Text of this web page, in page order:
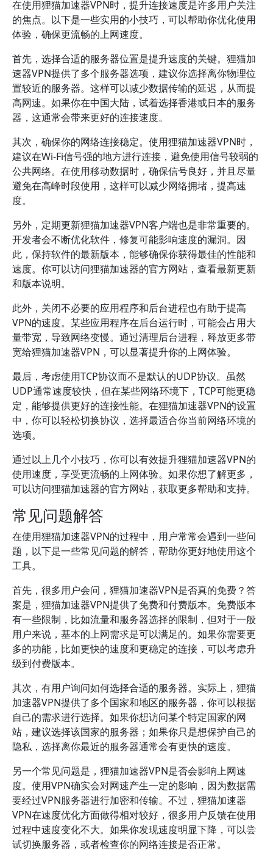
在使用狸猫加速器VPN时，提升连接速度是许多用户关注
的焦点。以下是一些实用的小技巧，可以帮助你优化使用
体验，确保更流畅的上网速度。
首先，选择合适的服务器位置是提升速度的关键。狸猫加
速器VPN提供了多个服务器选项，建议你选择离你物理位
置较近的服务器。这样可以减少数据传输的延迟，从而提
高网速。如果你在中国大陆，试着选择香港或日本的服务
器，这通常会带来更好的连接速度。
其次，确保你的网络连接稳定。使用狸猫加速器VPN时，
建议在Wi-Fi信号强的地方进行连接，避免使用信号较弱的
公共网络。在使用移动数据时，确保信号良好，并且尽量
避免在高峰时段使用，这样可以减少网络拥堵，提高速
度。
另外，定期更新狸猫加速器VPN客户端也是非常重要的。
开发者会不断优化软件，修复可能影响速度的漏洞。因
此，保持软件的最新版本，能够确保你获得最佳的性能和
速度。你可以访问狸猫加速器的官方网站，查看最新更新
和版本说明。
此外，关闭不必要的应用程序和后台进程也有助于提高
VPN的速度。某些应用程序在后台运行时，可能会占用大
量带宽，导致网络变慢。通过清理后台进程，释放更多带
宽给狸猫加速器VPN，可以显著提升你的上网体验。
最后，考虑使用TCP协议而不是默认的UDP协议。虽然
UDP通常速度较快，但在某些网络环境下，TCP可能更稳
定，能够提供更好的连接性能。在狸猫加速器VPN的设置
中，你可以轻松切换协议，选择最适合你当前网络环境的
选项。
通过以上几个小技巧，你可以有效提升狸猫加速器VPN的
使用速度，享受更流畅的上网体验。如果你想了解更多，
可以访问狸猫加速器的官方网站，获取更多帮助和支持。
常见问题解答
在使用狸猫加速器VPN的过程中，用户常常会遇到一些问
题，以下是一些常见问题的解答，帮助你更好地使用这个
工具。
首先，很多用户会问，狸猫加速器VPN是否真的免费？答
案是，狸猫加速器VPN提供了免费和付费版本。免费版本
有一些限制，比如流量和服务器选择的限制，但对于一般
用户来说，基本的上网需求是可以满足的。如果你需要更
多的功能，比如更快的速度和更稳定的连接，可以考虑升
级到付费版本。
其次，有用户询问如何选择合适的服务器。实际上，狸猫
加速器VPN提供了多个国家和地区的服务器，你可以根据
自己的需求进行选择。如果你想访问某个特定国家的网
站，建议选择该国家的服务器；如果你只是想保护自己的
隐私，选择离你最近的服务器通常会有更快的速度。
另一个常见问题是，狸猫加速器VPN是否会影响上网速
度。使用VPN确实会对网速产生一定的影响，因为数据需
要经过VPN服务器进行加密和传输。不过，狸猫加速器
VPN在速度优化方面做得相对较好，很多用户反馈在使用
过程中速度变化不大。如果你发现速度明显下降，可以尝
试切换服务器，或者检查你的网络连接是否正常。